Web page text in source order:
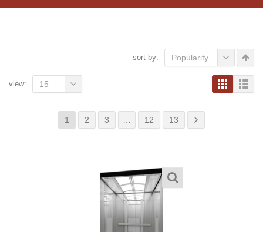
sort by: Popularity
1 2 3 12 13
view: 15